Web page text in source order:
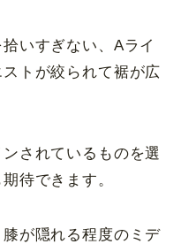
いすぎない、Aライ
トが絞られて裾が広
されているものを選
待できます。
が隠れる程度のミデ